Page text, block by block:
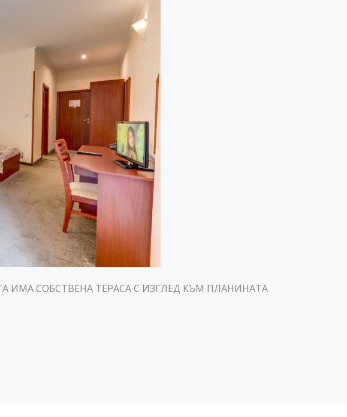
ИМА СОБСТВЕНА ТЕРАСА С ИЗГЛЕД КЪМ ПЛАНИНАТА